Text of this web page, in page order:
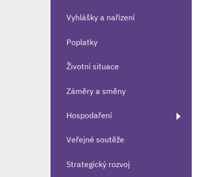
Vyhlášky a nařízení
Poplatky
Životní situace
Záměry a směny
Hospodaření
Veřejné soutěže
Strategický rozvoj